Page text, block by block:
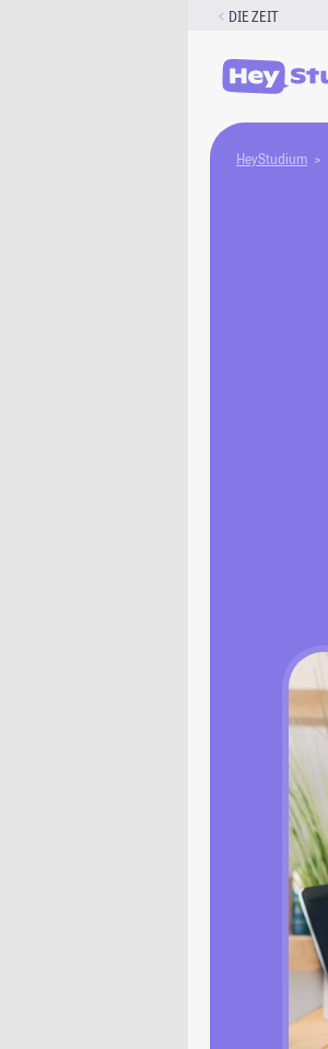
DIE ZEIT
HeyStudium